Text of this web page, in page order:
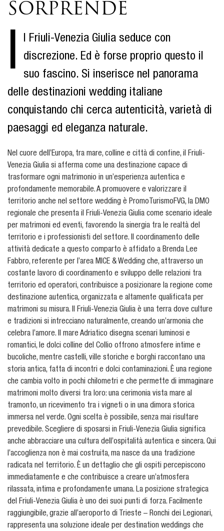
sorprende
I
l Friuli-Venezia Giulia seduce con
discrezione. Ed è forse proprio questo il
suo fascino. Si inserisce nel panorama
delle destinazioni wedding italiane
conquistando chi cerca autenticità, varietà di
paesaggi ed eleganza naturale.
Nel cuore dell’Europa, tra mare, colline e città di confine, il Friuli-
Venezia Giulia si afferma come una destinazione capace di
trasformare ogni matrimonio in un’esperienza autentica e
profondamente memorabile. A promuovere e valorizzare il
territorio anche nel settore wedding è PromoTurismoFVG, la DMO
regionale che presenta il Friuli-Venezia Giulia come scenario ideale
per matrimoni ed eventi, favorendo la sinergia tra le realtà del
territorio e i professionisti del settore. Il coordinamento delle
attività dedicate a questo comparto è affidato a Brenda Lee
Fabbro, referente per l’area MICE & Wedding che, attraverso un
costante lavoro di coordinamento e sviluppo delle relazioni tra
territorio ed operatori, contribuisce a posizionare la regione come
destinazione autentica, organizzata e altamente qualificata per
matrimoni su misura. Il Friuli-Venezia Giulia è una terra dove culture
e tradizioni si intrecciano naturalmente, creando un’armonia che
celebra l’amore. Il mare Adriatico disegna scenari luminosi e
romantici, le dolci colline del Collio offrono atmosfere intime e
bucoliche, mentre castelli, ville storiche e borghi raccontano una
storia antica, fatta di incontri e dolci contaminazioni. È una regione
che cambia volto in pochi chilometri e che permette di immaginare
matrimoni molto diversi tra loro: una cerimonia vista mare al
tramonto, un ricevimento tra i vigneti o in una dimora storica
immersa nel verde. Ogni scelta è possibile, senza mai risultare
prevedibile. Scegliere di sposarsi in Friuli-Venezia Giulia significa
anche abbracciare una cultura dell’ospitalità autentica e sincera. Qui
l’accoglienza non è mai costruita, ma nasce da una tradizione
radicata nel territorio. È un dettaglio che gli ospiti percepiscono
immediatamente e che contribuisce a creare un’atmosfera
rilassata, intima e profondamente umana. La posizione strategica
del Friuli-Venezia Giulia è uno dei suoi punti di forza. Facilmente
raggiungibile, grazie all’aeroporto di Trieste – Ronchi dei Legionari,
rappresenta una soluzione ideale per destination weddings che